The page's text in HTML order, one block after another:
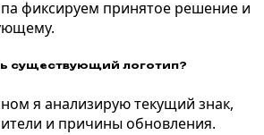
фиксируем принятое решение и
существующий логотип?
я анализирую текущий знак,
и причины обновления.